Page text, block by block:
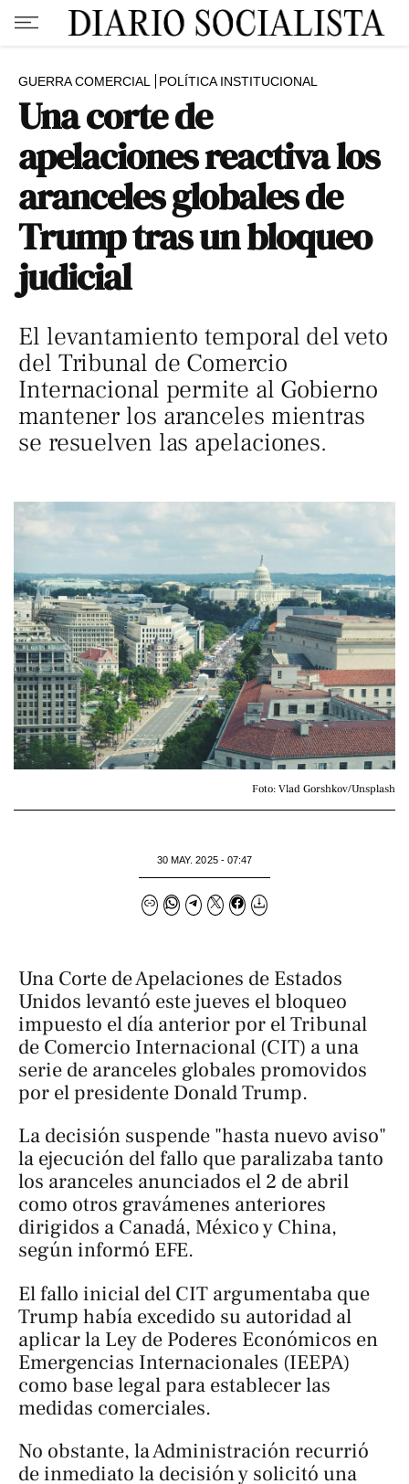
GUERRA COMERCIAL POLÍTICA INSTITUCIONAL
Una corte de
apelaciones reactiva los
aranceles globales de
Trump tras un bloqueo
judicial
El levantamiento temporal del veto
del Tribunal de Comercio
Internacional permite al Gobierno
mantener los aranceles mientras
se resuelven las apelaciones.
Foto: Vlad Gorshkov/Unsplash
30 MAY. 2025 - 07:47
Una Corte de Apelaciones de Estados
Unidos levantó este jueves el bloqueo
impuesto el día anterior por el Tribunal
de Comercio Internacional (CIT) a una
serie de aranceles globales promovidos
por el presidente Donald Trump.
La decisión suspende "hasta nuevo aviso"
la ejecución del fallo que paralizaba tanto
los aranceles anunciados el 2 de abril
como otros gravámenes anteriores
dirigidos a Canadá, México y China,
según informó EFE.
El fallo inicial del CIT argumentaba que
Trump había excedido su autoridad al
aplicar la Ley de Poderes Económicos en
Emergencias Internacionales (IEEPA)
como base legal para establecer las
medidas comerciales.
No obstante, la Administración recurrió
de inmediato la decisión y solicitó una